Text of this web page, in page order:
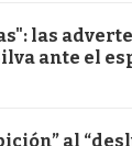
las
ante el
al